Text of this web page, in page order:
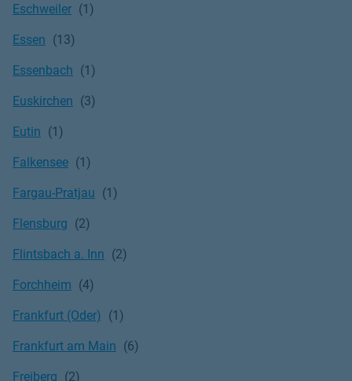
Eschweiler
Essen
Essenbach
Euskirchen
Eutin
Falkensee
Fargau-Pratjau
Flensburg
Flintsbach a. Inn
Forchheim
Frankfurt (Oder)
Frankfurt am Main
Freiberg